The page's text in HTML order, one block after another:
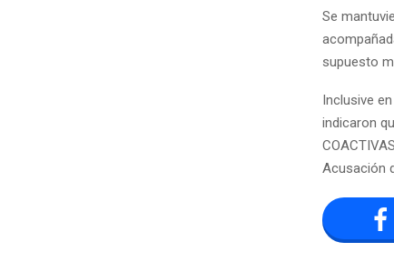
Se
supuesto
Inclusive
indicaron
Acusación